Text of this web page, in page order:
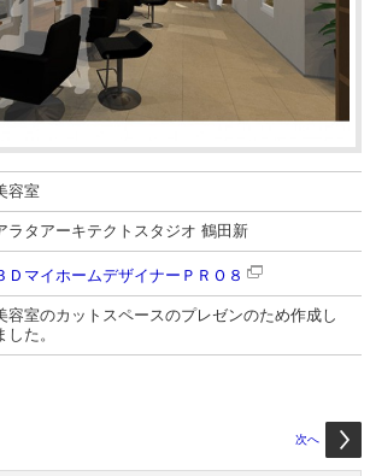
容室
ラタアーキテクトスタジオ 鶴田新
ＤマイホームデザイナーＰＲＯ８
容室のカットスペースのプレゼンのため作成し
した。
次へ